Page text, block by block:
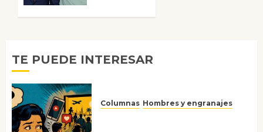
TE PUEDE INTERESAR
Columnas Hombres y engranajes